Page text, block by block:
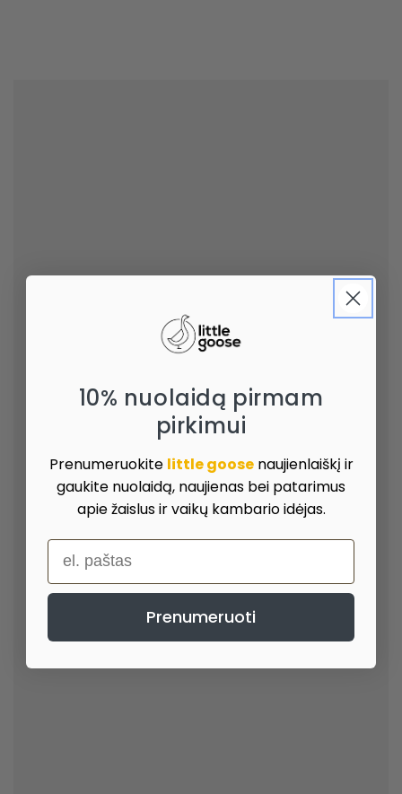
10% nuolaidą pirmam
pirkimui
Prenumeruokite little goosenaujienlaiškį ir
gaukite nuolaidą, naujienas bei patarimus
apie žaislus ir vaikų kambario idėjas.
el. paštas
Prenumeruoti